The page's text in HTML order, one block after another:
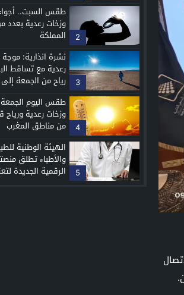
2
طقس السبت..
وزخات رعدية بعدد
المملكة
3
نشرة انذارية:
رعدية مع تساقط
رياح من الجمعة إلى
4
طقس اليوم
وزخات رعدية ورياح
من مناطق المغرب
5
الهيئة الوطنية
والأطباء تطلق
الرقمية الجديدة